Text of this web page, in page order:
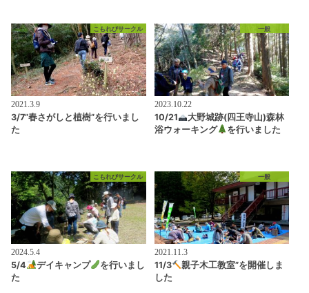
こもれびサークル
2021.3.9
3/7”春さがしと植樹”を行いまし
た
一般
2023.10.22
10/21
大野城跡(四王寺山)森林
浴ウォーキング
を行いました
こもれびサークル
2024.5.4
5/4 デイキャンプ
を行いまし
た
一般
2021.11.3
11/3
親子木工教室”を開催しま
した